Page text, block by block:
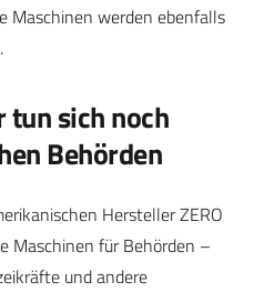
Maschinen werden ebenfalls
sich noch
Behörden
Hersteller ZERO
Maschinen für Behörden –
und andere